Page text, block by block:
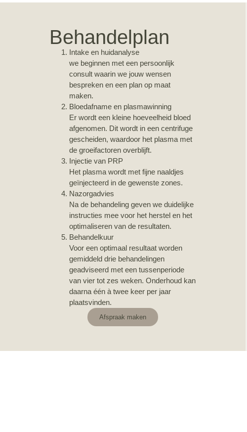
Behandelplan
Intake en huidanalyse
we beginnen met een persoonlijk
consult waarin we jouw wensen
bespreken en een plan op maat
maken.
Bloedafname en plasmawinning
Er wordt een kleine hoeveelheid bloed
afgenomen. Dit wordt in een centrifuge
gescheiden, waardoor het plasma met
de groeifactoren overblijft.
Injectie van PRP
Het plasma wordt met fijne naaldjes
geïnjecteerd in de gewenste zones.
Nazorgadvies
Na de behandeling geven we duidelijke
instructies mee voor het herstel en het
optimaliseren van de resultaten.
Behandelkuur
Voor een optimaal resultaat worden
gemiddeld drie behandelingen
geadviseerd met een tussenperiode
van vier tot zes weken. Onderhoud kan
daarna één à twee keer per jaar
plaatsvinden.
Afspraak maken